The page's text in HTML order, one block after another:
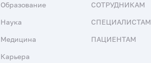
Образование
Наука
Медицина
Карьера
СОТРУДНИКАМ
СПЕЦИАЛИСТАМ
ПАЦИЕНТАМ